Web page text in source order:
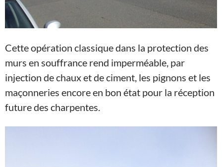
Cette opération classique dans la protection des
murs en souffrance rend imperméable, par
injection de chaux et de ciment, les pignons et les
maçonneries encore en bon état pour la réception
future des charpentes.